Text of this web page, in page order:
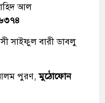
আল
সাইফুল বারী ডাবলু
পুরণ,মুঠোফোন